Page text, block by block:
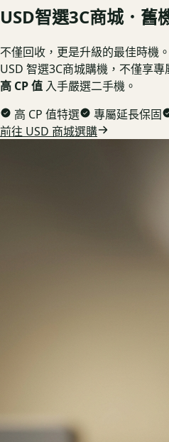
USD智選3C商城．舊
不僅回收，更是升級的最佳時機
USD 智選3C商城購機，不僅享專
高 CP 值 入手嚴選二手機。
高 CP 值特選
專屬延長保固
前往 USD 商城選購